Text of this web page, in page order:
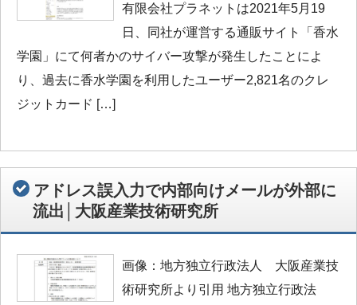
有限会社プラネットは2021年5月19
日、同社が運営する通販サイト「香水
学園」にて何者かのサイバー攻撃が発生したことによ
り、過去に香水学園を利用したユーザー2,821名のクレ
ジットカード […]
アドレス誤入力で内部向けメールが外部に
流出│大阪産業技術研究所
画像：地方独立行政法人 大阪産業技
術研究所より引用 地方独立行政法